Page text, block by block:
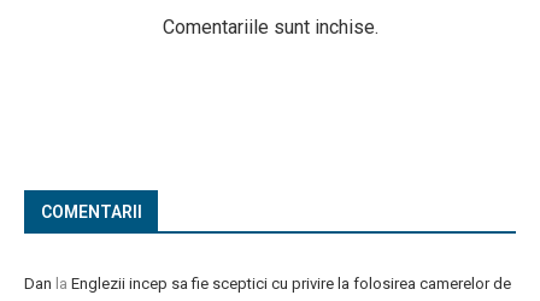
Comentariile sunt inchise.
COMENTARII
Dan la Englezii incep sa fie sceptici cu privire la folosirea camerelor de